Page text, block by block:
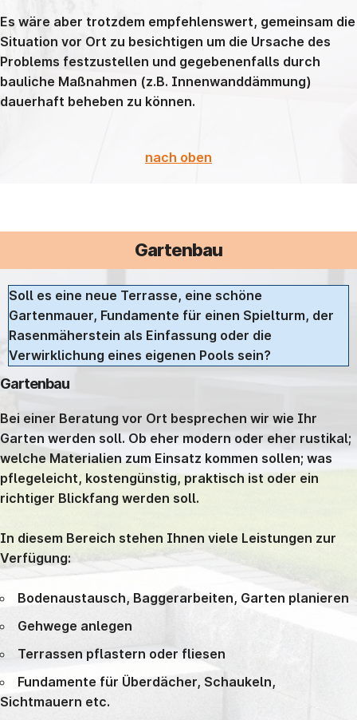
Es wäre aber trotzdem empfehlenswert, gemeinsam die
Situation vor Ort zu besichtigen um die Ursache des
Problems festzustellen und gegebenenfalls durch
bauliche Maßnahmen (z.B. Innenwanddämmung)
dauerhaft beheben zu können.
nach oben
Gartenbau
Soll es eine neue Terrasse, eine schöne
Gartenmauer, Fundamente für einen Spielturm, der
Rasenmäherstein als Einfassung oder die
Verwirklichung eines eigenen Pools sein?
Gartenbau
Bei einer Beratung vor Ort besprechen wir wie Ihr
Garten werden soll. Ob eher modern oder eher rustikal;
welche Materialien zum Einsatz kommen sollen; was
pflegeleicht, kostengünstig, praktisch ist oder ein
richtiger Blickfang werden soll.
In diesem Bereich stehen Ihnen viele Leistungen zur
Verfügung:
Bodenaustausch, Baggerarbeiten, Garten planieren
Gehwege anlegen
Terrassen pflastern oder fliesen
Fundamente für Überdächer, Schaukeln,
Sichtmauern etc.